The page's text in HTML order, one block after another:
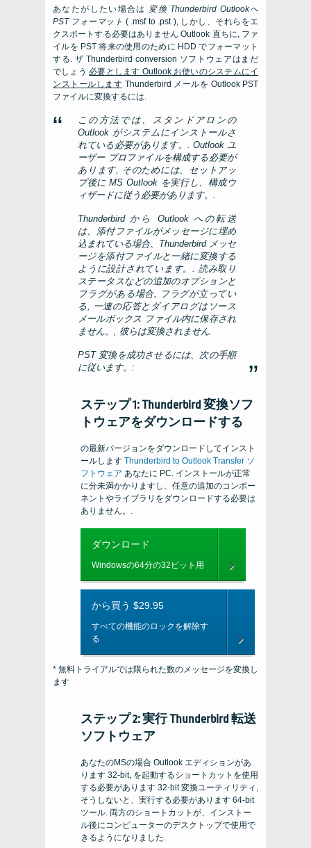
あなたがしたい場合は 変換 Thunderbird Outlookへ
PSTフォーマット ( .msf to .pst ), しかし、それらをエ
クスポートする必要はありませんOutlook 直ちに, ファ
イルを PST 将来の使用のために HDD でフォーマット
する. ザThunderbird conversion ソフトウェアはまだ
でしょう 必要とします Outlookお使いのシステムにイ
ンストールします Thunderbird メールを Outlook PST
ファイルに変換するには.
この方法では、スタンドアロンの
Outlook がシステムにインストールさ
れている必要があります。. Outlook ユ
ーザー プロファイルを構成する必要が
あります, そのためには、セットアッ
プ後に MS Outlook を実行し、構成ウ
ィザードに従う必要があります。.
Thunderbird から Outlook への転送
は、添付ファイルがメッセージに埋め
込まれている場合、Thunderbird メッセ
ージを添付ファイルと一緒に変換する
ように設計されています。. 読み取り
ステータスなどの追加のオプションと
フラグがある場合, フラグが立ってい
る, 一連の応答とダイアログはソース
メールボックス ファイル内に保存され
ません。, 彼らは変換されません.
PST 変換を成功させるには、次の手順
に従います。:
ステップ 1: Thunderbird 変換ソフ
トウェアをダウンロードする
の最新バージョンをダウンロードしてインスト
ールします Thunderbird to Outlook Transfer ソ
フトウェア あなたに PC . インストールが正常
に分未満かかりますし、任意の追加のコンポー
ネントやライブラリをダウンロードする必要は
ありません。.
ダウンロード
Windowsの64分の32ビット用
から買う $29.95
すべての機能のロックを解除す
る
* 無料トライアルでは限られた数のメッセージを変換し
ます
ステップ 2: 実行Thunderbird 転送
ソフトウェア
あなたのMSの場合 Outlook エディションがあ
ります 32-bit, を起動するショートカットを使用
する必要があります 32-bit変換ユーティリティ,
そうしないと、実行する必要があります 64-bit
ツール. 両方のショートカットが、インストー
ル後にコンピューターのデスクトップで使用で
きるようになりました.